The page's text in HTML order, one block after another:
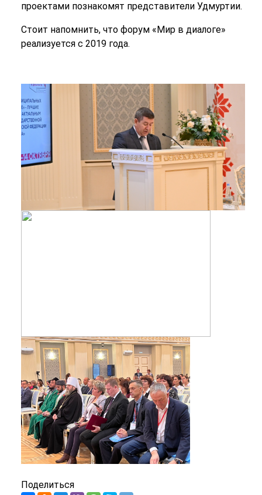
проектами познакомят представители Удмуртии.
Стоит напомнить, что форум «Мир в диалоге»
реализуется с 2019 года.
Поделиться